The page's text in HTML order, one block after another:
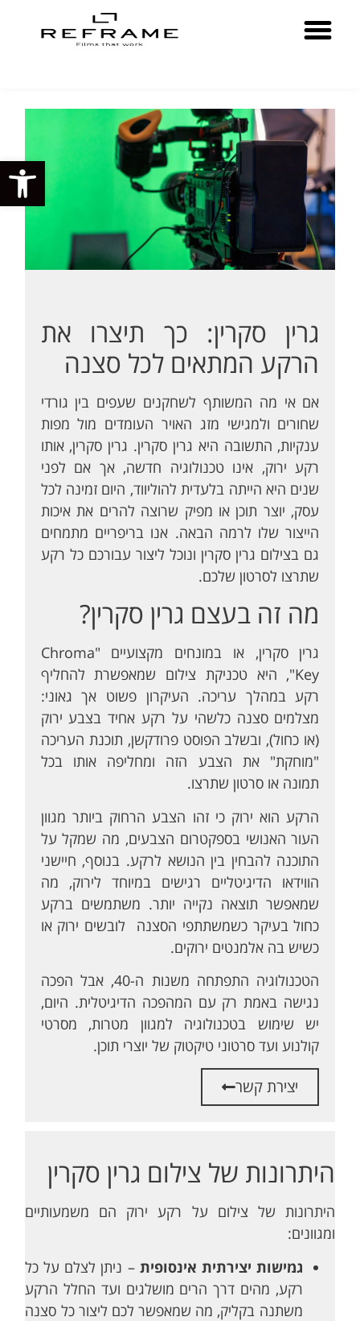
גרין סקרין: כך תיצרו את
הרקע המתאים לכל סצנה
אם אי מה המשותף לשחקנים שעפים בין גורדי
שחורים ולמגישי מזג האויר העומדים מול מפות
ענקיות, התשובה היא גרין סקרין. גרין סקרין, אותו
רקע ירוק, אינו טכנולוגיה חדשה, אך אם לפני
שנים היא הייתה בלעדית להוליווד, היום זמינה לכל
עסק, יוצר תוכן או מפיק שרוצה להרים את איכות
הייצור שלו לרמה הבאה. אנו בריפריים מתמחים
גם בצילום גרין סקרין ונוכל ליצור עבורכם כל רקע
שתרצו לסרטון שלכם.
מה זה בעצם גרין סקרין?
גרין סקרין, או במונחים מקצועיים "Chroma
Key", היא טכניקת צילום שמאפשרת להחליף
רקע במהלך עריכה. העיקרון פשוט אך גאוני:
מצלמים סצנה כלשהי על רקע אחיד בצבע ירוק
(או כחול), ובשלב הפוסט פרודקשן, תוכנת העריכה
"מוחקת" את הצבע הזה ומחליפה אותו בכל
תמונה או סרטון שתרצו.
הרקע הוא ירוק כי זהו הצבע הרחוק ביותר מגוון
העור האנושי בספקטרום הצבעים, מה שמקל על
התוכנה להבחין בין הנושא לרקע. בנוסף, חיישני
הווידאו הדיגיטליים רגישים במיוחד לירוק, מה
שמאפשר תוצאה נקייה יותר. משתמשים ברקע
כחול בעיקר כשמשתתפי הסצנה לובשים ירוק או
כשיש בה אלמנטים ירוקים.
הטכנולוגיה התפתחה משנות ה-40, אבל הפכה
נגישה באמת רק עם המהפכה הדיגיטלית. היום,
יש שימוש בטכנולוגיה למגוון מטרות, מסרטי
קולנוע ועד סרטוני טיקטוק של יוצרי תוכן.
יצירת קשר
היתרונות של צילום גרין סקרין
היתרונות של צילום על רקע ירוק הם משמעותיים
ומגוונים:
גמישות יצירתית אינסופית – ניתן לצלם על כל
רקע, מהים דרך הרים מושלגים ועד החלל הרקע
משתנה בקליק, מה שמאפשר לכם ליצור כל סצנה
פתח